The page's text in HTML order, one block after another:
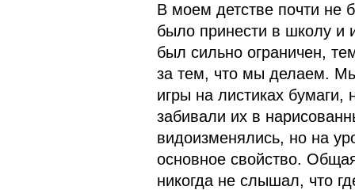
В моем детстве почти не
было принести в школу и
был сильно ограничен,
за тем, что мы делаем.
игры на листиках
забивали их в
видоизменялись, но на
основное свойство.
никогда не слышал, что